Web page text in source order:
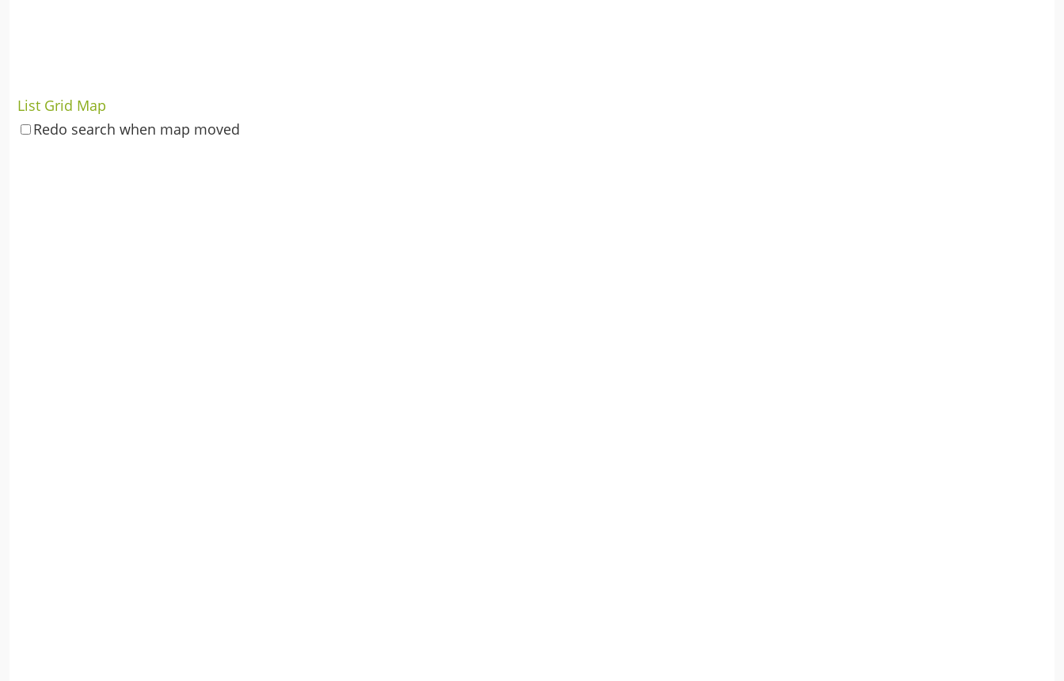
List Grid Map
Redo search when map moved